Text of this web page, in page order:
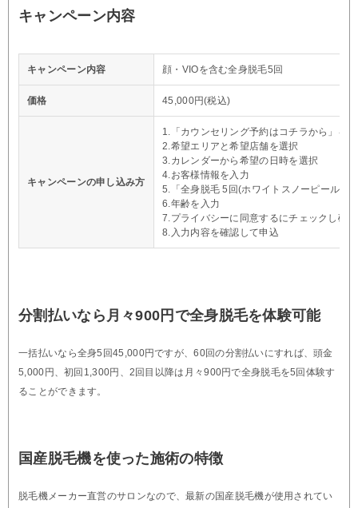
キャンペーン内容
キャンペーン内容 顔・VIOを含む全身脱毛5回
価格 45,000円(税込)
キャンペーンの申し込み方
1.「カウンセリング予約はコチラから」を
2.希望エリアと希望店舗を選択
3.カレンダーから希望の日時を選択
4.お客様情報を入力
5.「全身脱毛 5回(ホワイトスノーピール付
6.年齢を入力
7.プライバシーに同意するにチェックし確
8.入力内容を確認して申込
分割払いなら月々900円で全身脱毛を体験可能
一括払いなら全身5回45,000円ですが、60回の分割払いにすれば、頭金
5,000円、初回1,300円、2回目以降は月々900円で全身脱毛を5回体験す
ることができます。
国産脱毛機を使った施術の特徴
脱毛機メーカー直営のサロンなので、最新の国産脱毛機が使用されてい